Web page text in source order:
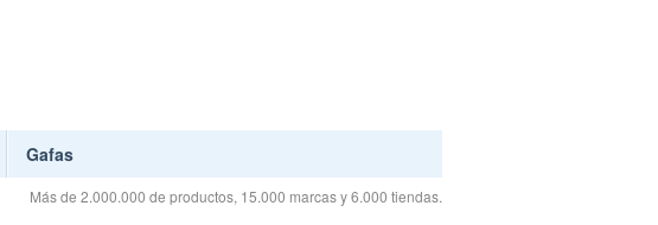
Gafas
Más de 2.000.000 de productos, 15.000 marcas y 6.000 tiendas.